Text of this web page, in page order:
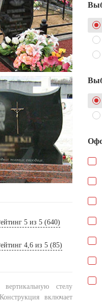
5 из 5 (640)
4,6 из 5 (85)
стелу
включает